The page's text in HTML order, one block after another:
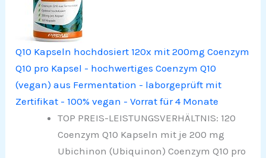
Q10 Kapseln hochdosiert 120x mit 200mg Coenzym
Q10 pro Kapsel - hochwertiges Coenzym Q10
(vegan) aus Fermentation - laborgeprüft mit
Zertifikat - 100% vegan - Vorrat für 4 Monate
TOP PREIS-LEISTUNGSVERHÄLTNIS: 120
Coenzym Q10 Kapseln mit je 200 mg
Ubichinon (Ubiquinon) Coenzym Q10 pro